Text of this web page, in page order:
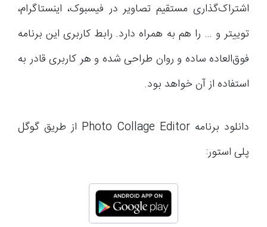
اشتراک‌گذاری مستقیم تصاویر در فیسبوک، اینستاگرام،
توییتر و … را هم به همراه دارد. رابط کاربری این برنامه
فوق‌العاده ساده و روان طراحی شده و هر کاربری قادر به
استفاده از آن خواهد بود.
دانلود برنامه Photo Collage Editor از طریق گوگل
پلی استور: